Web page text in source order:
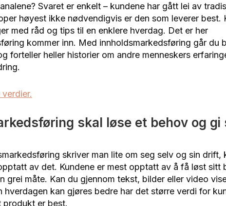
Svaret er enkelt – kundene har gått lei av
høyest ikke nødvendigvis er den som leverer best.
med råd og tips til en enklere hverdag. Det er her
kommer inn. Med innholdsmarkedsføring går du
forteller heller historier om andre menneskers
skal løse et behov og gi
skriver man lite om seg selv og sin drift,
av det. Kundene er mest opptatt av å få løst sitt
grei måte. Kan du gjennom tekst, bilder eller video
hverdagen kan gjøres bedre har det større verdi for
er best.